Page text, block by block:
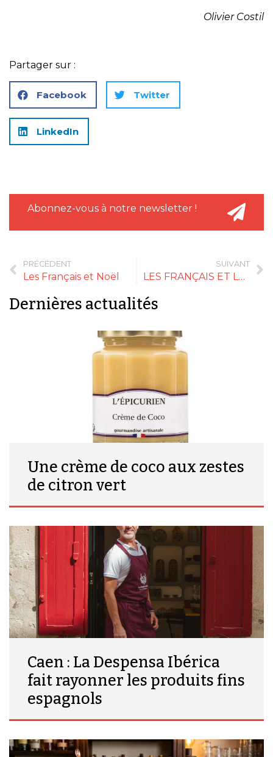
Olivier Costil
Partager sur :
Facebook Twitter
LinkedIn
Abonnez-vous à notre newsletter !
PRÉCÉDENT
Les Français et Noël
SUIVANT
LES FRANÇAIS ET LA MAYO
Dernières actualités
Une crème de coco aux zestes
de citron vert
Caen : La Despensa Ibérica
fait rayonner les produits fins
espagnols